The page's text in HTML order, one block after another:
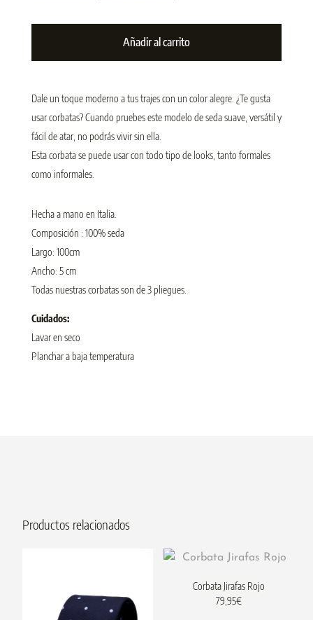
Añadir al carrito
Dale un toque moderno a tus trajes con un color alegre. ¿Te gusta
usar corbatas? Cuando pruebes este modelo de seda suave, versátil y
fácil de atar, no podrás vivir sin ella.
Esta corbata se puede usar con todo tipo de looks, tanto formales
como informales.
Hecha a mano en Italia.
Composición : 100% seda
Largo: 100cm
Ancho: 5 cm
Todas nuestras corbatas son de 3 pliegues.
Cuidados:
Lavar en seco
Planchar a baja temperatura
Productos relacionados
Corbata Jirafas Rojo
79,95€